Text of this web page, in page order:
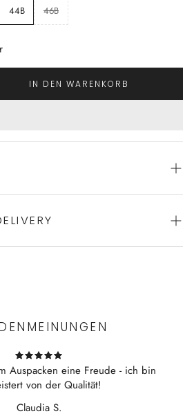
44B 46B
IN DEN WARENKORB
von ROIDAL
Auspacken eine Freude - ich bin
von der Qualität!
Claudia S.